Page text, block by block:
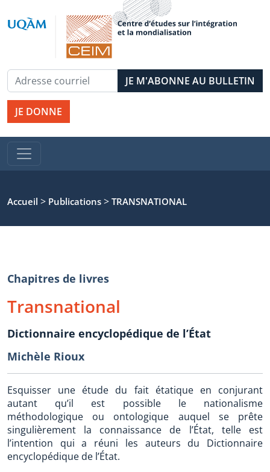
JE DONNE
Accueil > Publications > TRANSNATIONAL
Chapitres de livres
Transnational
Dictionnaire encyclopédique de l’État
Michèle Rioux
Esquisser une étude du fait étatique en conjurant
autant qu’il est possible le nationalisme
méthodologique ou ontologique auquel se prête
singulièrement la connaissance de l’État, telle est
l’intention qui a réuni les auteurs du Dictionnaire
encyclopédique de l’État.